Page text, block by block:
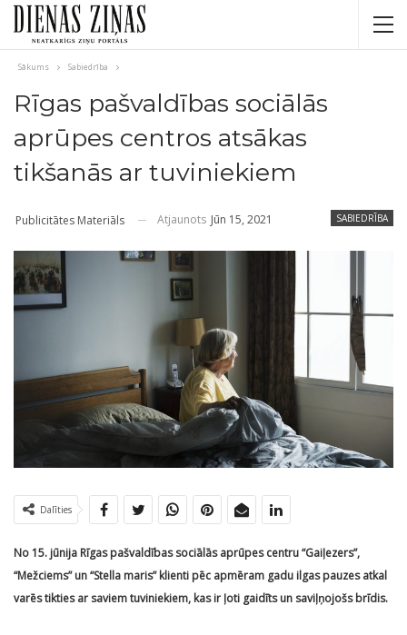
Sākums Sabiedrība
Rīgas pašvaldības sociālās
aprūpes centros atsākas
tikšanās ar tuviniekiem
SABIEDRĪBA
Publicitātes Materiāls Atjaunots Jūn 15, 2021
Dalīties
No 15. jūnija Rīgas pašvaldības sociālās aprūpes centru “Gaiļezers”,
“Mežciems” un “Stella maris” klienti pēc apmēram gadu ilgas pauzes atkal
varēs tikties ar saviem tuviniekiem, kas ir ļoti gaidīts un saviļņojošs brīdis.